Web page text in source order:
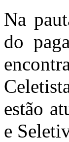
Na
do
estão
e